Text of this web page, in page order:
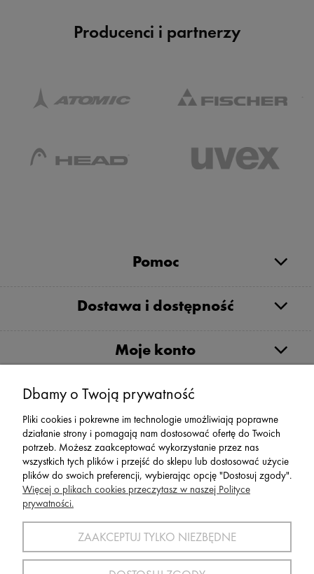
Producenci i partnerzy
Pomoc
Dostawa i dostępność
Moje konto
Serwis
Zwroty,Reklamacje Wymiany
SPORT 2002 ||
dolnośląskie, NIP: 611-24-66-379 || E-
sport2002@onet.eutel:(75) 777 76 36
Dbamy o Twoją prywatność
Pliki cookies i pokrewne im technologie umożliwiają poprawne
działanie strony i pomagają nam dostosować ofertę do Twoich
potrzeb. Możesz zaakceptować wykorzystanie przez nas
wszystkich tych plików i przejść do sklepu lub dostosować użycie
plików do swoich preferencji, wybierając opcję "Dostosuj zgody".
Więcej o plikach cookies przeczytasz w naszej Polityce
prywatności.
ZAAKCEPTUJ TYLKO NIEZBĘDNE